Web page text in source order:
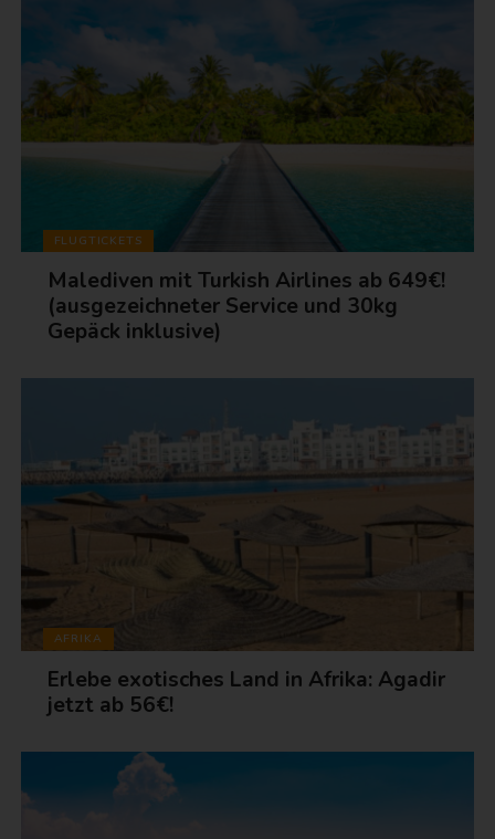
FLUGTICKETS
Malediven mit Turkish Airlines ab 649€!
(ausgezeichneter Service und 30kg
Gepäck inklusive)
AFRIKA
Erlebe exotisches Land in Afrika: Agadir
jetzt ab 56€!